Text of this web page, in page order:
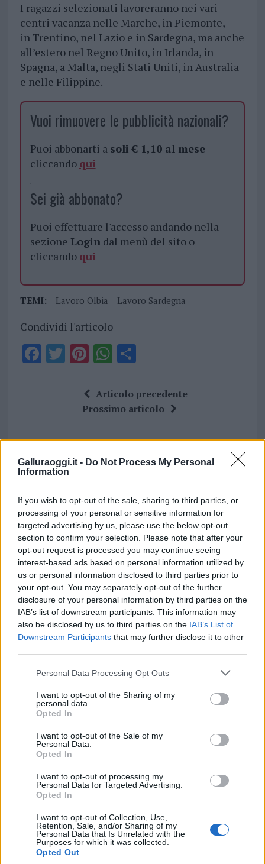
Galluraoggi.it - Do Not Process My Personal
Information
If you wish to opt-out of the sale, sharing to third parties, or
processing of your personal or sensitive information for
targeted advertising by us, please use the below opt-out
section to confirm your selection. Please note that after your
opt-out request is processed you may continue seeing
interest-based ads based on personal information utilized by
us or personal information disclosed to third parties prior to
your opt-out. You may separately opt-out of the further
disclosure of your personal information by third parties on the
IAB’s list of downstream participants. This information may
also be disclosed by us to third parties on the IAB’s List of
Downstream Participants that may further disclose it to other
Please note that this website/app uses one or more Google
not limited to your visit or usage behaviour. You may click to
grant or deny consent to Google and its third-party tags to
use your data for below specified purposes in below Google
consent section.
Personal Data Processing Opt Outs
I want to opt-out of the Sharing of my
personal data.
Opted In
I want to opt-out of the Sale of my
Personal Data.
Opted In
I want to opt-out of processing my
Personal Data for Targeted Advertising.
Opted In
I want to opt-out of Collection, Use,
Retention, Sale, and/or Sharing of my
Personal Data that Is Unrelated with the
Purposes for which it was collected.
Opted Out
I ragazzi selezionati lavoreranno nei vari
centri vacanza nelle Marche, in Piemonte,
in Trentino, nel Lazio e in Sardegna, ma anche
all’estero nel Regno Unito, in Irlanda, in
Spagna, a Malta, negli Stati Uniti, in Australia
e nelle Filippine.
Vuoi rimuovere le pubblicità nazionali?
Puoi abbonarti a soli € 1,10 al mese
cliccando qui
Sei già abbonato?
Puoi effettuare l'accesso andando nella
sezione Logindal menù del sito o
cliccando qui
TEMI: Lavoro Olbia Lavoro Sardegna
Condividi l'articolo
F
o
k
T Pi
te
re
W
at
s
p
p
S
a
re
Articolo precedente
Prossimo articolo
NOTIZIE RECENTI
l’inaugurazione
Andrea Mura conquista Palau: grande
partecipazione per il suo racconto
Calangianus, allarme sul centro accoglienza
minori, Albieri: “Episodi gravissimi”
Gallura, finti clienti svuotano le suite: furto da
50mila nel resort
Meteo Olbia 7 agosto, sole e caldo tornano
protagonisti
Test tunnel Olbia: rampe chiuse ancora fino a
fine agosto
Aggius conquista la classifica delle mete più